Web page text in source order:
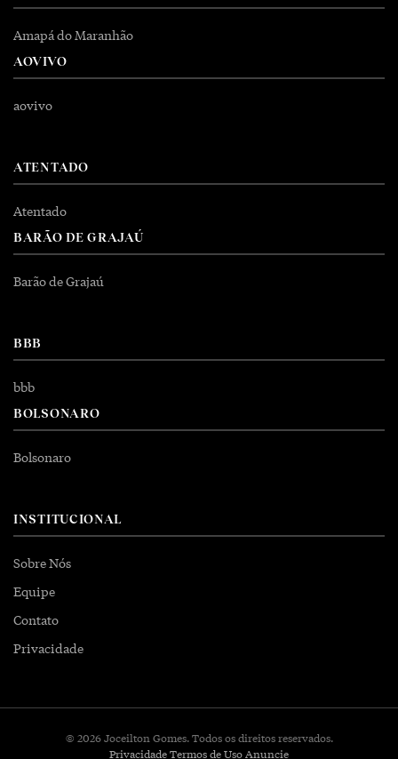
Amapá do Maranhão
AOVIVO
aovivo
ATENTADO
Atentado
BARÃO DE GRAJAÚ
Barão de Grajaú
BBB
bbb
BOLSONARO
Bolsonaro
INSTITUCIONAL
Sobre Nós
Equipe
Contato
Privacidade
© 2026 Joceilton Gomes. Todos os direitos reservados.
PrivacidadeTermos de UsoAnuncie